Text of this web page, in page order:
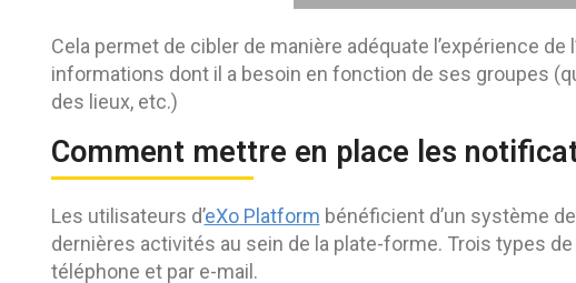
Cela permet de cibler de manière adéquate l’expérience
informations dont il a besoin en fonction de ses groupes
des lieux, etc.)
Comment mettre en place les
Les utilisateurs d’eXoPlatform bénéficient d’un système
dernières activités au sein de la plate-forme. Trois types
téléphone et par e-mail.